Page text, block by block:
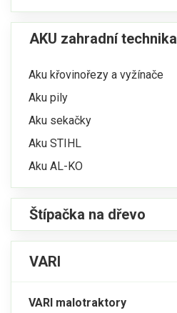
AKU zahradní technika
Aku křovinořezy a vyžínače
Aku pily
Aku sekačky
Aku STIHL
Aku AL-KO
Štípačka na dřevo
VARI
VARI malotraktory